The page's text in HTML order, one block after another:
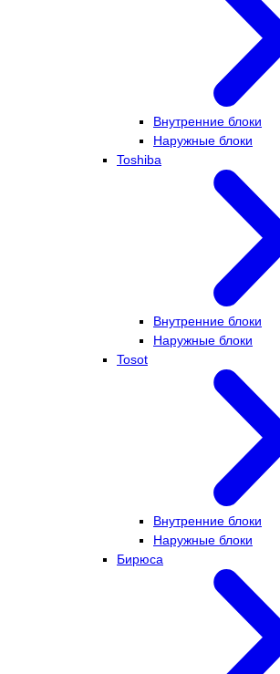
Внутренние блоки
Наружные блоки
Toshiba
Внутренние блоки
Наружные блоки
Tosot
Внутренние блоки
Наружные блоки
Бирюса